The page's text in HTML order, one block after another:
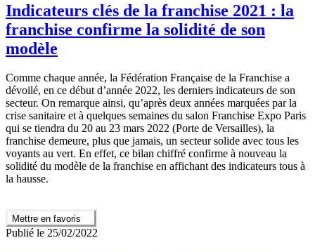
Indicateurs clés de la franchise 2021 : la
franchise confirme la solidité de son
modèle
Comme chaque année, la Fédération Française de la Franchise a
dévoilé, en ce début d’année 2022, les derniers indicateurs de son
secteur. On remarque ainsi, qu’après deux années marquées par la
crise sanitaire et à quelques semaines du salon Franchise Expo Paris
qui se tiendra du 20 au 23 mars 2022 (Porte de Versailles), la
franchise demeure, plus que jamais, un secteur solide avec tous les
voyants au vert. En effet, ce bilan chiffré confirme à nouveau la
solidité du modèle de la franchise en affichant des indicateurs tous à
la hausse.
Mettre en favoris
Publié le 25/02/2022